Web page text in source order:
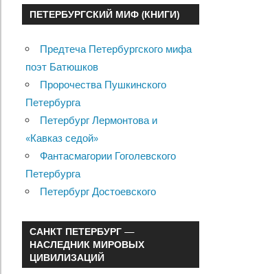
ПЕТЕРБУРГСКИЙ МИФ (КНИГИ)
Предтеча Петербургского мифа
поэт Батюшков
Пророчества Пушкинского
Петербурга
Петербург Лермонтова и
«Кавказ седой»
Фантасмагории Гоголевского
Петербурга
Петербург Достоевского
САНКТ ПЕТЕРБУРГ —
НАСЛЕДНИК МИРОВЫХ
ЦИВИЛИЗАЦИЙ